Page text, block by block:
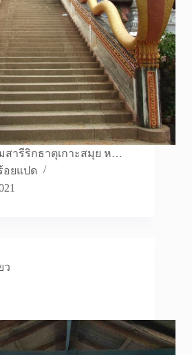
สารีริกธาตุเกาะสมุย ห…
อยแปด
ว